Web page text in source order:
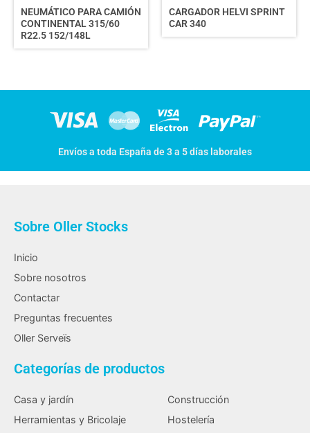
NEUMÁTICO PARA CAMIÓN
CONTINENTAL 315/60
R22.5 152/148L
CARGADOR HELVI SPRINT
CAR 340
Envíos a toda España de 3 a 5 días laborales
Sobre Oller Stocks
Inicio
Sobre nosotros
Contactar
Preguntas frecuentes
Oller Serveïs
Categorías de productos
Casa y jardín
Construcción
Herramientas y Bricolaje
Hostelería